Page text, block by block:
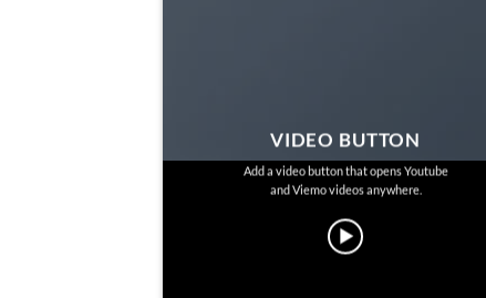
VIDEO BUTTON
Add a video button that opens Youtube
and Viemo videos anywhere.